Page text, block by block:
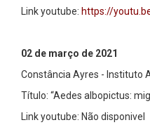
Link youtube: https://
02 de março de 2021
Constância Ayres - Instituto
Título: “Aedes albopictus:
Link youtube: Não disponivel